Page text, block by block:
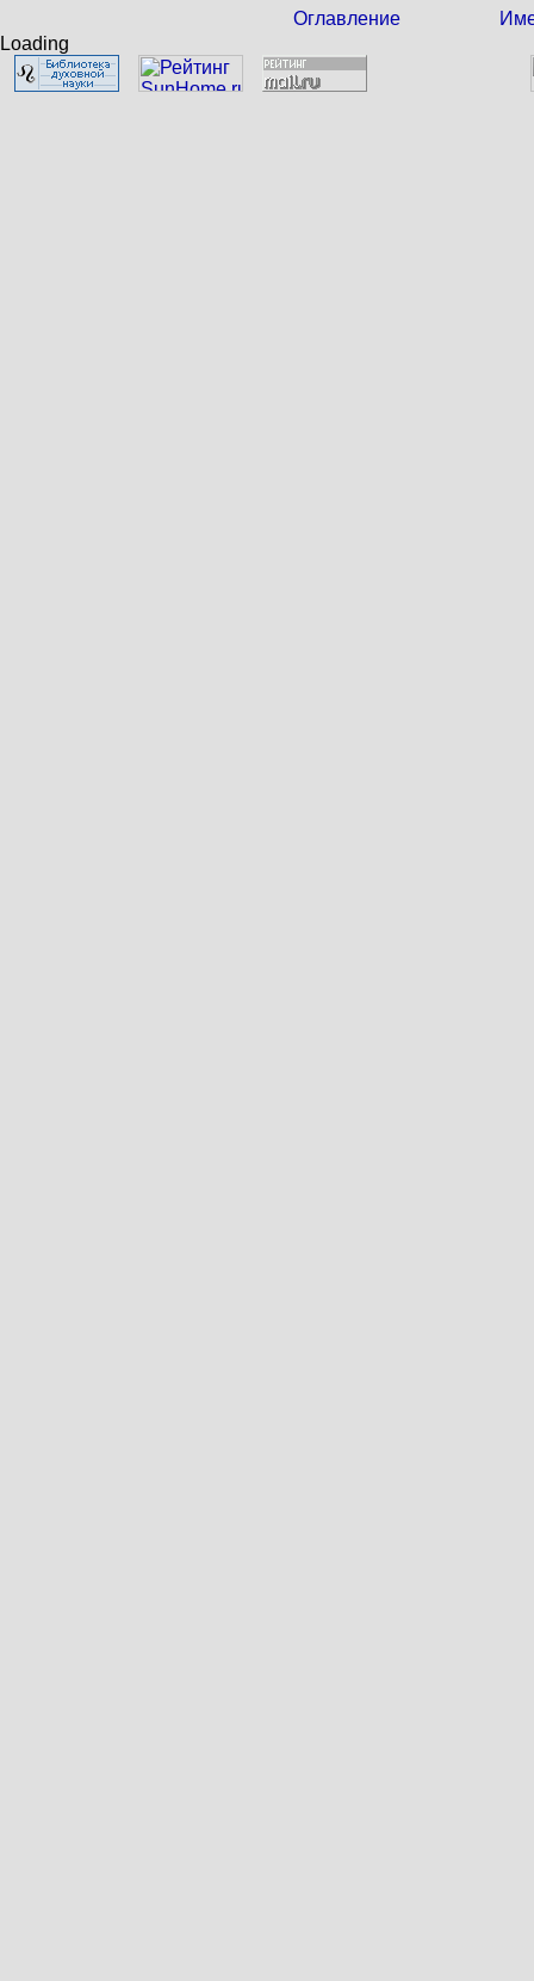
Оглавление
Loading